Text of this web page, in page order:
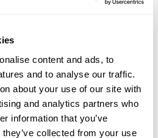
content and ads, to
and to analyse our traffic.
about your use of our site with
and analytics partners who
information that you’ve
collected from your use